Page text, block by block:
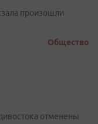
произошли
Общество
отменены